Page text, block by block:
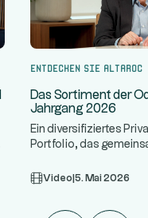
Entdecken Sie Altaroc
Das Sortiment der
Jahrgang 2026
Ein diversifiziertes
Portfolio, das
w...Video 5. Mai 2026